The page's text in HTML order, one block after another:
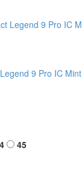
9 Pro IC Mint
45